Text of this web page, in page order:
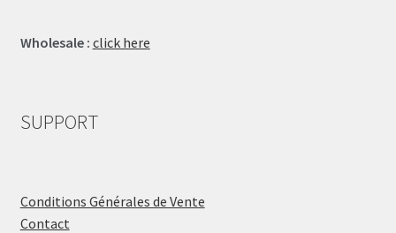
Wholesale : click here
SUPPORT
Conditions Générales de Vente
Contact